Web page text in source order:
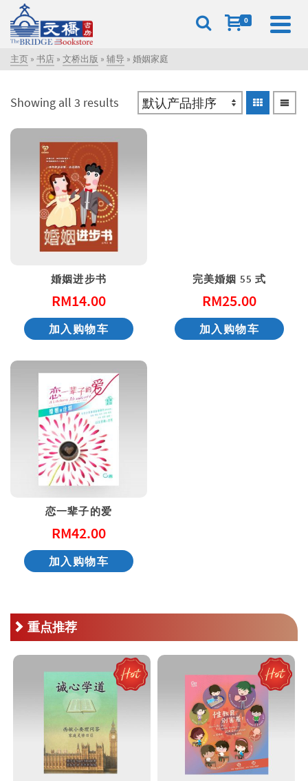
0
主页 » 书店 » 文桥出版 » 辅导 » 婚姻家庭
Showing all 3 results
婚姻进步书
RM14.00
加入购物车
完美婚姻 55 式
RM25.00
加入购物车
恋一辈子的爱
RM42.00
加入购物车
重点推荐